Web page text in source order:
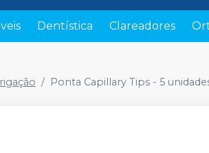
Dentística Clareadores
Ponta Capillary Tips - 5